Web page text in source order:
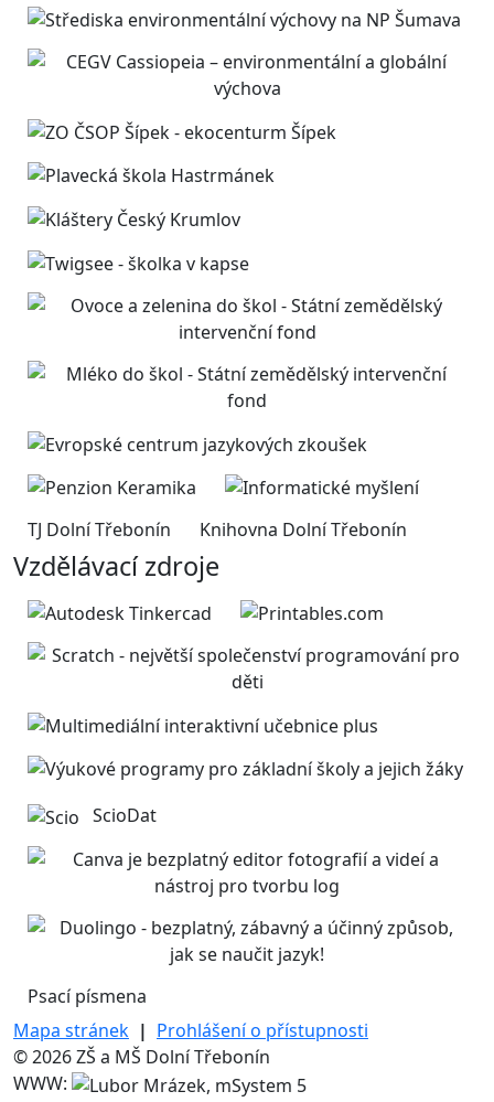
TJ Dolní Třebonín Knihovna Dolní Třebonín
Vzdělávací zdroje
ScioDat
Psací písmena
Mapa stránek | Prohlášení o přístupnosti
© 2026 ZŠ a MŠ Dolní Třebonín
WWW: